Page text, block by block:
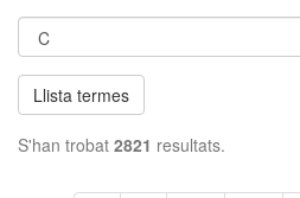
Llista termes
S'han trobat 2821 resultats.